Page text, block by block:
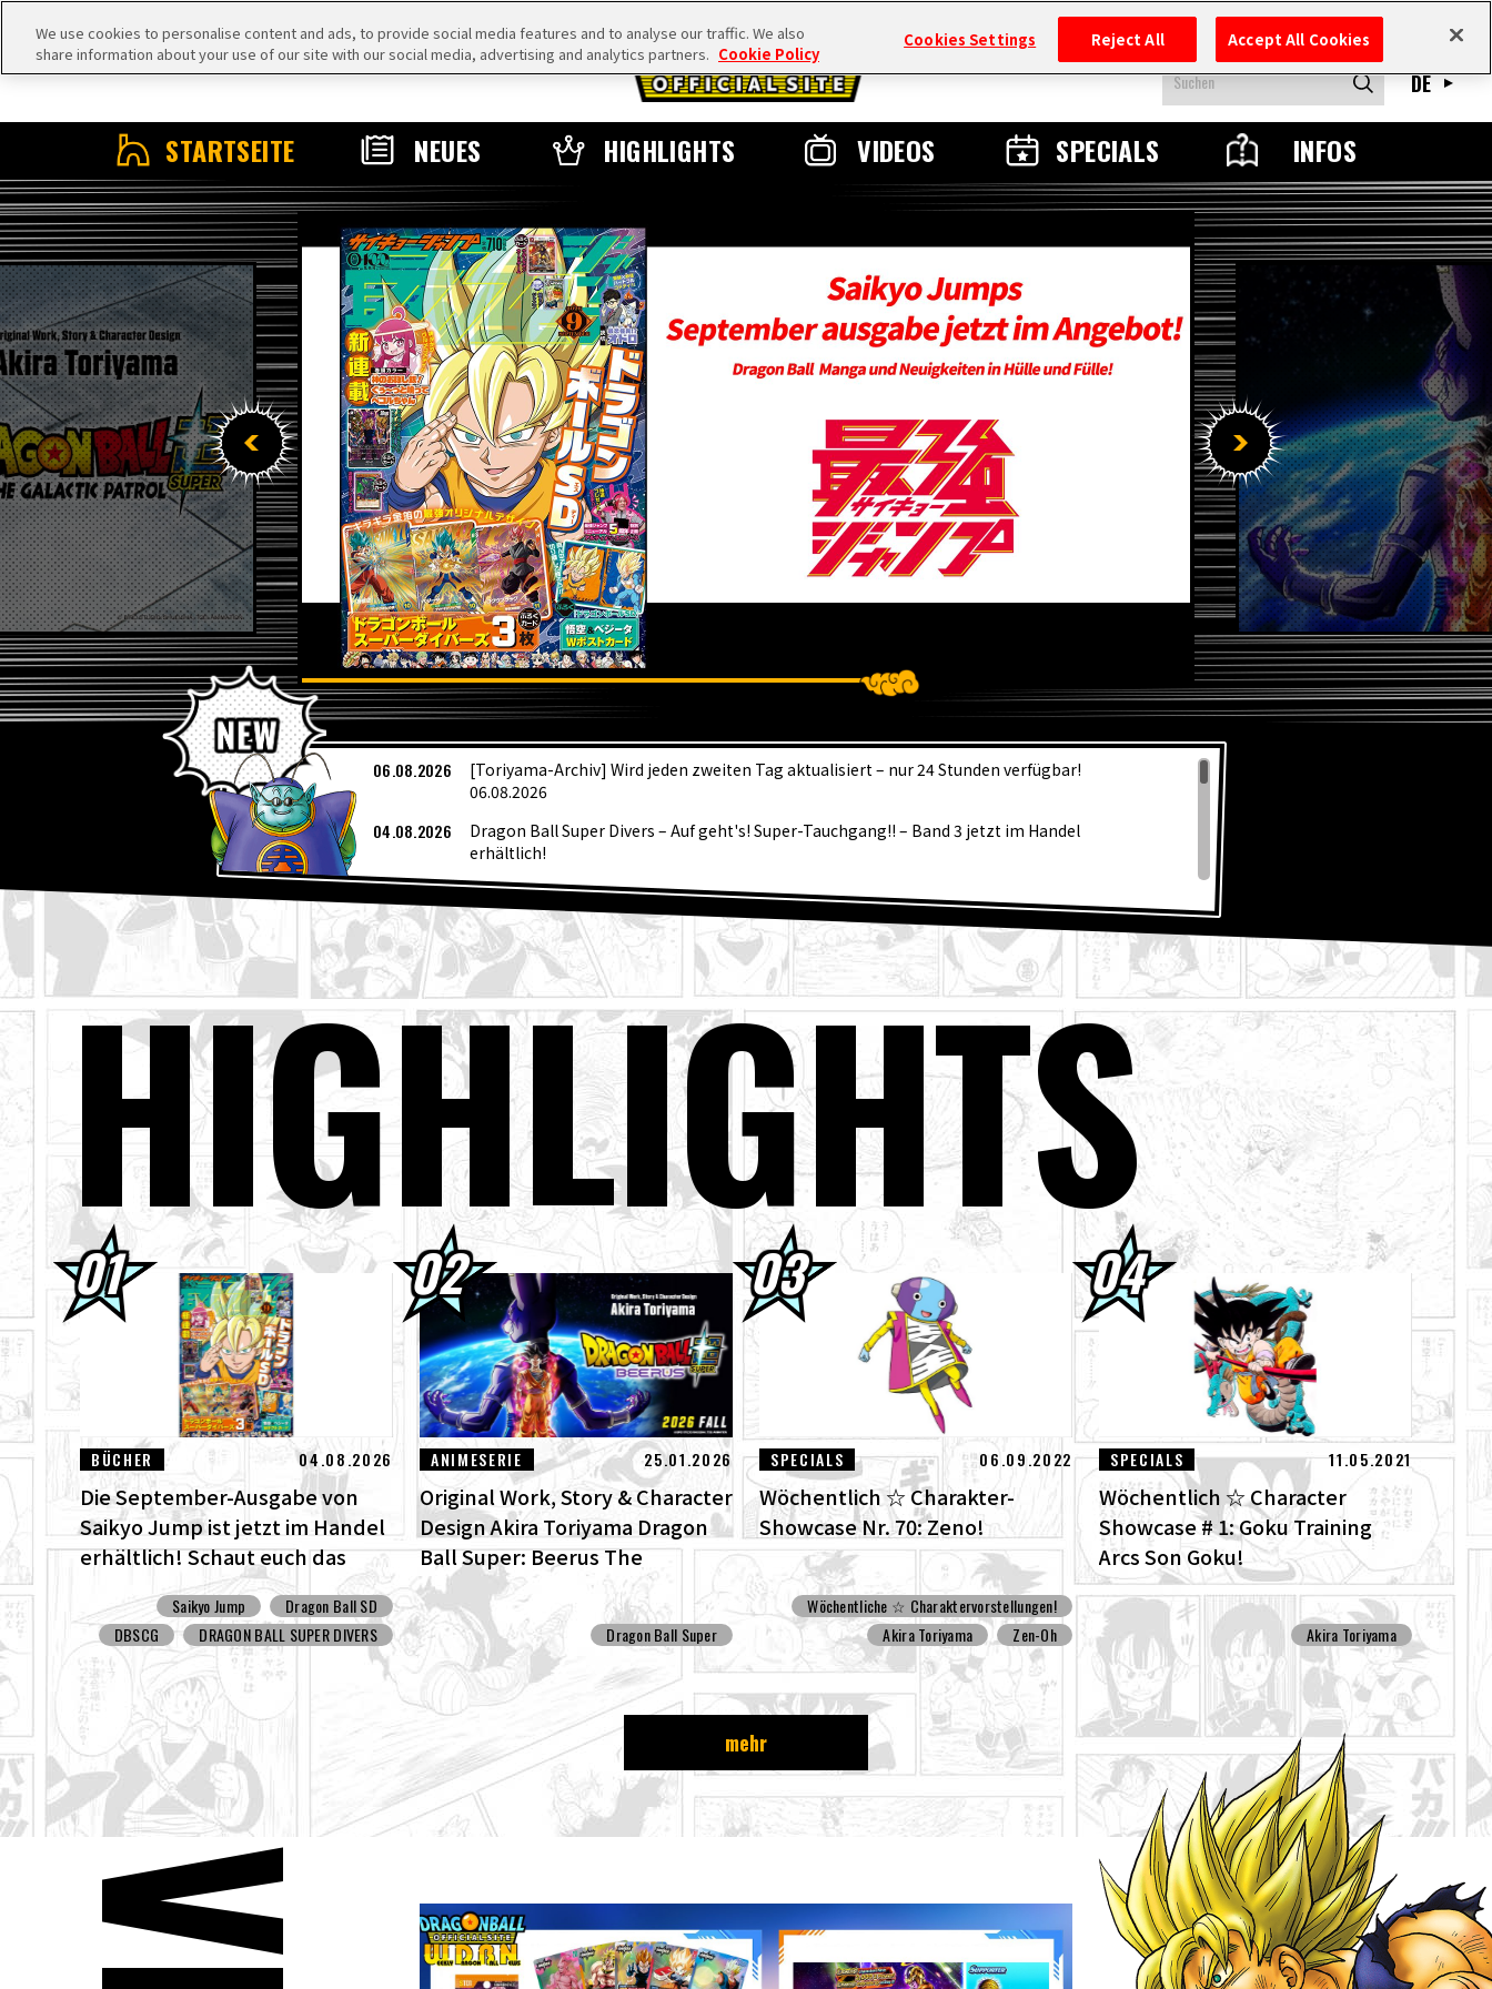
STARTSEITE NEUES HIGHLIGHTS VIDEOS SPECIALS INFOS
DE
AKTUELL
06.08.2026
[Toriyama-Archiv] Wird jeden zweiten Tag aktualisiert – nur 24 Stunden verfügbar!
06.08.2026
04.08.2026
Dragon Ball Super Divers – Auf geht's! Super-Tauchgang!! – Band 3 jetzt im Handel
erhältlich!
04.08.2026
Die September-Ausgabe von Saikyo Jump ist jetzt im Handel erhältlich! Schaut euch das
fantastische Dragon Ball SD Cover und all die tollen Bonusinhalte an!
04.08.2026 Wöchentliche ☆ Charaktervorstellung #267: Granolah aus Dragon Ball Super!
03.08.2026 [3. August] Weekly Dragon Ball News Nachrichtensendung!
03.08.2026 Super Saiyan Goku schließt sich der BLOOD OF SAIYANS -Serie an!
01.08.2026 Dragon Ball Super Divers Battle of Saiyans Advance Packs jetzt im Angebot!
30.07.2026
DRAGON BALL: Funkelnd! ZEROs neuer, bahnbrechender NEO- DLC ist da! Sieh dir die
Bilder der neuen Features an!
[Interview mit Hironobu Kageyama!] DRAGON BALL: Sparking! Der Titellied „ZERO“ für
den neuen NEO- DLC ist jetzt erhältlich!
29.07.2026
[#101] Toyotarou versuchte zu zeichnen: Eine bestimmte Figur, die gegen den God of
Destruction Beerus kämpfte!
HIGHLIGHTS
BÜCHER 04.08.2026
Die September-Ausgabe von
Saikyo Jump ist jetzt im Handel
erhältlich! Schaut euch das
fantastische Dragon Ball SD
Cover und all die tollen
Bonusinhalte an!
Saikyo Jump
Dragon Ball SD
DBSCG
DRAGON BALL SUPER DIVERS
ANIMESERIE 25.01.2026
Original Work, Story & Character
Design Akira Toriyama Dragon
Ball Super: Beerus The
ENHANCED edition of the anime
Dragon Ball Super begins anew!
Dragon Ball Super
SPECIALS 06.09.2022
Wöchentlich ☆ Charakter-
Showcase Nr. 70: Zeno!
Wöchentliche ☆ Charaktervorstellungen!
Akira Toriyama
Zen-Oh
SPECIALS 11.05.2021
Wöchentlich ☆ Character
Showcase # 1: Goku Training
Arcs Son Goku!
Akira Toriyama
mehr
We use cookies to personalise content and ads, to provide social media features and to analyse our traffic. We also
share information about your use of our site with our social media, advertising and analytics partners. Cookie Policy
Cookies Settings Reject All Accept All Cookies